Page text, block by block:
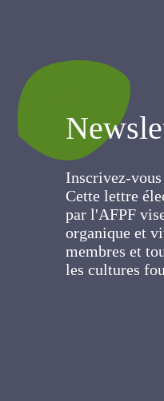
Inscrivez-
Cette lettre
gratuitement
d'un lien
l'Association,
personnes
fourragères